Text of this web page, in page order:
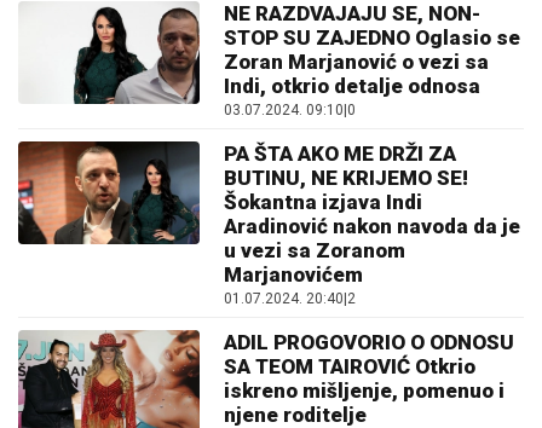
NE RAZDVAJAJU SE, NON-
STOP SU ZAJEDNO Oglasio se
Zoran Marjanović o vezi sa
Indi, otkrio detalje odnosa
03.07.2024. 09:10 0
PA ŠTA AKO ME DRŽI ZA
BUTINU, NE KRIJEMO SE!
Šokantna izjava Indi
Aradinović nakon navoda da je
u vezi sa Zoranom
Marjanovićem
01.07.2024. 20:40 2
ADIL PROGOVORIO O ODNOSU
SA TEOM TAIROVIĆ Otkrio
iskreno mišljenje, pomenuo i
njene roditelje